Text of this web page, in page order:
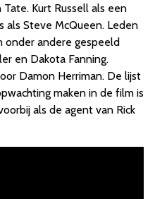
Kurt Russell als een
als Steve McQueen. Leden
onder andere gespeeld
en Dakota Fanning.
Damon Herriman. De lijst
maken in de film is
als de agent van Rick